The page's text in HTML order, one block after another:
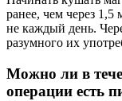
ранее, чем через
не каждый день.
разумного их
Можно ли в
операции есть